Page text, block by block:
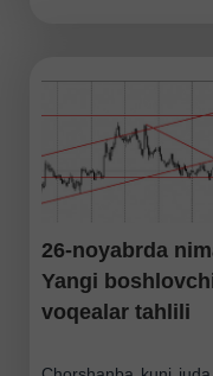
26-noyabrda
Yangi
voqealar tahlili